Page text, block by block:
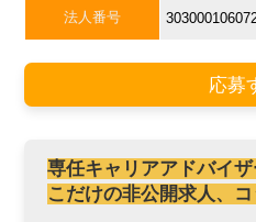
法人番号
応募
専任キャリアアドバイ
こだけの非公開求人、コ